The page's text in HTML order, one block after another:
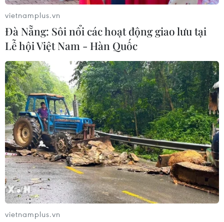
vietnamplus.vn
Đà Nẵng: Sôi nổi các hoạt động giao lưu tại
Lễ hội Việt Nam - Hàn Quốc
vietnamplus.vn